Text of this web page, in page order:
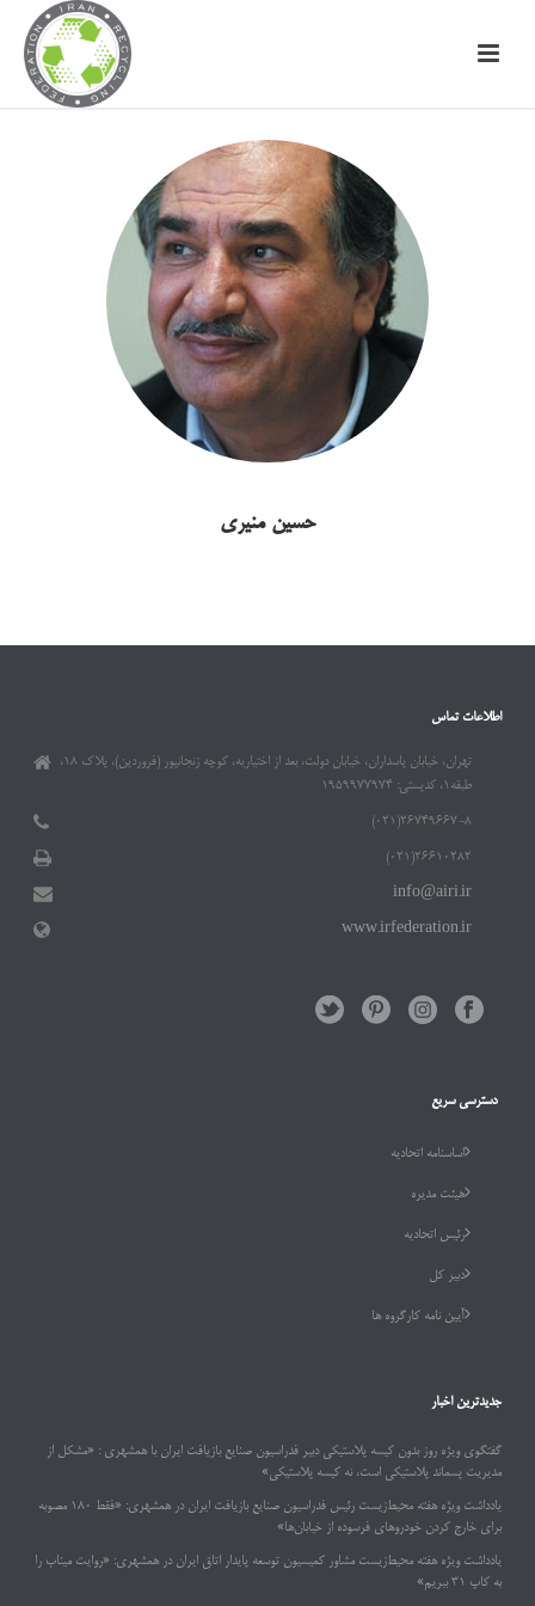
حسین منیری
اطلاعات تماس
تهران، خیابان پاسداران، خیابان دولت، بعد از اختیاریه، کوچه زنجانپور (فروردین)، پلاک ۱۸،
طبقه۱، کدپستی: ۱۹۵۹۹۷۷۹۷۴
۲۶۷۴۹۶۶۷-۸(۰۲۱)
۲۶۶۱۰۲۸۲(۰۲۱)
info@airi.ir
www.irfederation.ir
دسترسی سریع
اساسنامه اتحادیه
هیئت مدیره
رئیس اتحادیه
دبیر کل
آیین نامه کارگروه ها
جدیدترین اخبار
گفتگوی ویژه روز بدون کیسه پلاستیکی دبیر فدراسیون صنایع بازیافت ایران با همشهری : «مشکل از
مدیریت پسماند پلاستیکی است، نه کیسه پلاستیکی»
یادداشت ویژه هفته محیط‌زیست رئیس فدراسیون صنایع بازیافت ایران در همشهری: «فقط ۱۸۰ مصوبه
برای خارج کردن خودروهای فرسوده از خیابان‌ها»
یادداشت ویژه هفته محیط‌زیست مشاور کمیسیون توسعه پایدار اتاق ایران در همشهری: «روایت میناب را
به کاپ ۳۱ ببریم»